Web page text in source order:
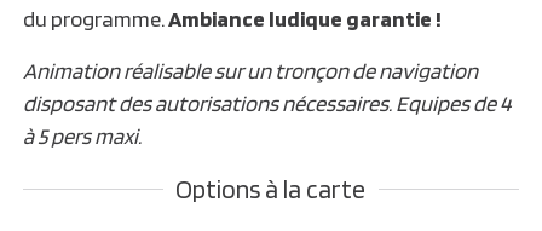
du programme.Ambiance ludique garantie !
Animation réalisable sur un tronçon de navigation
disposant des autorisations nécessaires. Equipes de 4
à 5 pers maxi.
Options à la carte